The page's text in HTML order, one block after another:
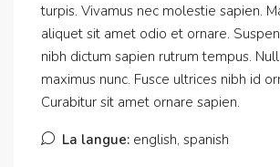
turpis. Vivamus nec molestie sapien.
aliquet sit amet odio et ornare.
nibh dictum sapien rutrum tempus.
maximus nunc. Fusce ultrices nibh id
Curabitur sit amet ornare sapien.
La langue: english, spanish